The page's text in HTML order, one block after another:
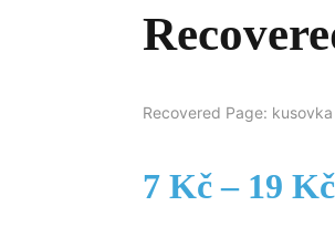
Recovered Page:
7 Kč – 19 Kč